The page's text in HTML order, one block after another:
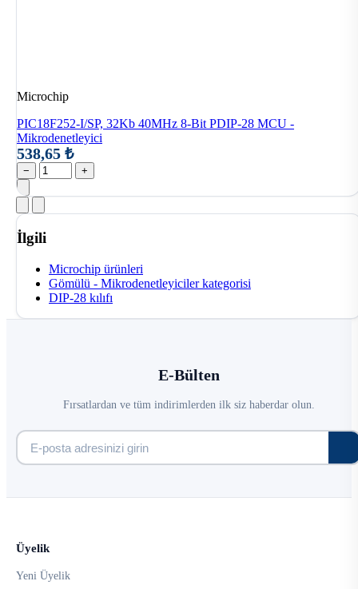
Microchip
PIC18F252-I/SP, 32Kb 40MHz 8-Bit PDIP-28 MCU -
Mikrodenetleyici
538,65 ₺
− +
İlgili
Microchip ürünleri
Gömülü - Mikrodenetleyiciler kategorisi
DIP-28 kılıfı
E-Bülten
Fırsatlardan ve tüm indirimlerden ilk siz haberdar olun.
Üyelik
Yeni Üyelik